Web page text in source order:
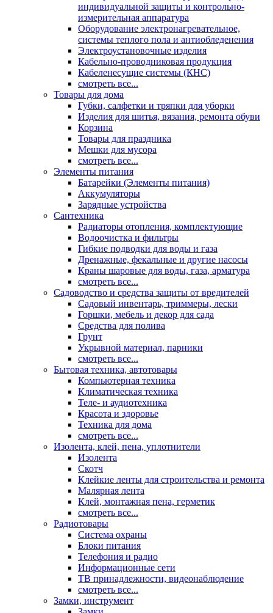
индивидуальной защиты и контрольно-
измерительная аппаратура
Оборудование электронагревательное,
системы теплого пола и антиобледенения
Электроустановочные изделия
Кабельно-проводниковая продукция
Кабеленесущие системы (КНС)
смотреть все...
Товары для дома
Губки, салфетки и тряпки для уборки
Изделия для шитья, вязания, ремонта обуви
Корзина
Товары для праздника
Мешки для мусора
смотреть все...
Элементы питания
Батарейки (Элементы питания)
Аккумуляторы
Зарядные устройства
Сантехника
Радиаторы отопления, комплектующие
Водоочистка и фильтры
Гибкие подводки для воды и газа
Дренажные, фекальные и другие насосы
Краны шаровые для воды, газа, арматура
смотреть все...
Садоводство и средства защиты от вредителей
Садовый инвентарь, триммеры, лески
Горшки, мебель и декор для сада
Средства для полива
Грунт
Укрывной материал, парники
смотреть все...
Бытовая техника, автотовары
Компьютерная техника
Климатическая техника
Теле- и аудиотехника
Красота и здоровье
Техника для дома
смотреть все...
Изолента, клей, пена, уплотнители
Изолента
Скотч
Клейкие ленты для строительства и ремонта
Малярная лента
Клей, монтажная пена, герметик
смотреть все...
Радиотовары
Система охраны
Блоки питания
Телефония и радио
Информационные сети
ТВ принадлежности, видеонаблюдение
смотреть все...
Замки, инструмент